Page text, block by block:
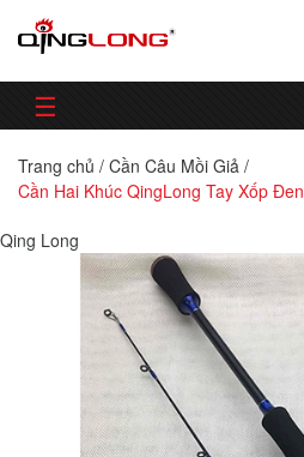
☰
Trang chủ / Cần Câu Mồi Giả /
Cần Hai Khúc QingLong Tay Xốp Đen
Qing Long